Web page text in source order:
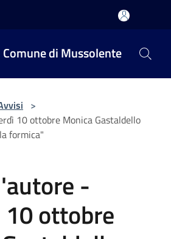
Comune di Mussolente
>
10 ottobre Monica Gastaldello
formica"
-
ottobre